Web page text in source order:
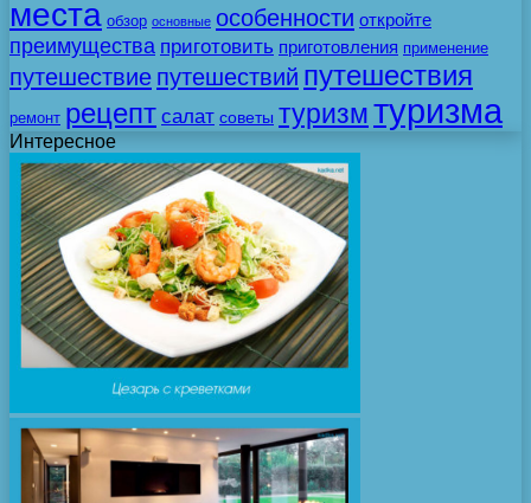
места обзор основные особенности откройте
преимущества приготовить приготовления применение
путешествие путешествий путешествия
ремонт рецепт салат советы туризмтуризма
Интересное